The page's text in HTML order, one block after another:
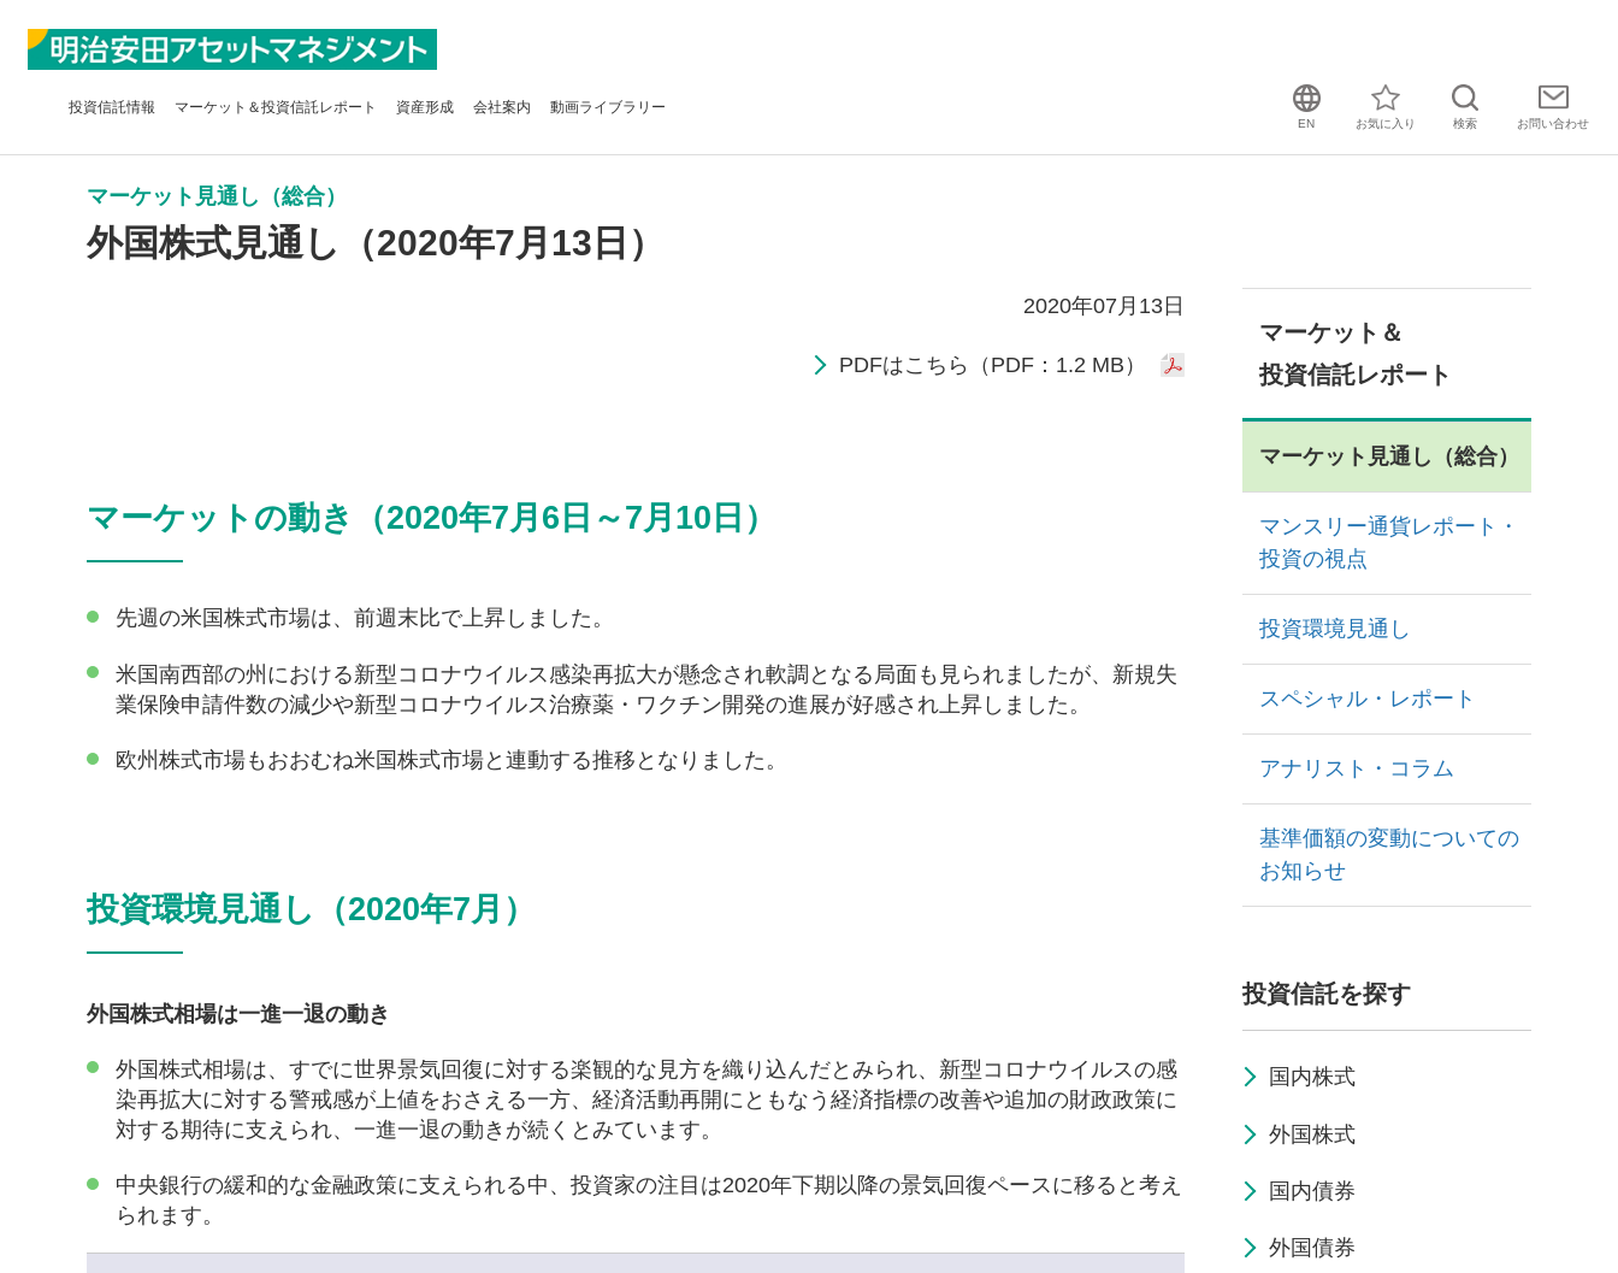
投資信託情報 マーケット＆投資信託レポート 資産形成 会社案内 動画ライブラリー
EN お気に入り 検索 お問い合わせ
マーケット見通し（総合）
外国株式見通し（2020年7月13日）
2020年07月13日
PDFはこちら（PDF：1.2 MB）
マーケットの動き（2020年7月6日～7月10日）
先週の米国株式市場は、前週末比で上昇しました。
米国南西部の州における新型コロナウイルス感染再拡大が懸念され軟調となる局面も見られましたが、新規失
業保険申請件数の減少や新型コロナウイルス治療薬・ワクチン開発の進展が好感され上昇しました。
欧州株式市場もおおむね米国株式市場と連動する推移となりました。
投資環境見通し（2020年7月）
外国株式相場は一進一退の動き
外国株式相場は、すでに世界景気回復に対する楽観的な見方を織り込んだとみられ、新型コロナウイルスの感
染再拡大に対する警戒感が上値をおさえる一方、経済活動再開にともなう経済指標の改善や追加の財政政策に
対する期待に支えられ、一進一退の動きが続くとみています。
中央銀行の緩和的な金融政策に支えられる中、投資家の注目は2020年下期以降の景気回復ペースに移ると考え
られます。
マーケット＆
投資信託レポート
マーケット見通し（総合）
マンスリー通貨レポート・
投資の視点
投資環境見通し
スペシャル・レポート
アナリスト・コラム
基準価額の変動についての
お知らせ
投資信託を探す
国内株式
外国株式
国内債券
外国債券